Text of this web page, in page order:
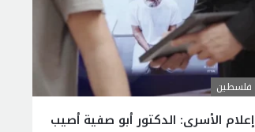
فلسطين
إعلام الأسرى: الدكتور أبو صفية أصيب